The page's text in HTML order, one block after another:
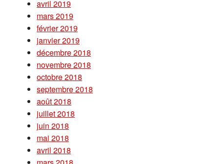
avril 2019
mars 2019
février 2019
janvier 2019
décembre 2018
novembre 2018
octobre 2018
septembre 2018
août 2018
juillet 2018
juin 2018
mai 2018
avril 2018